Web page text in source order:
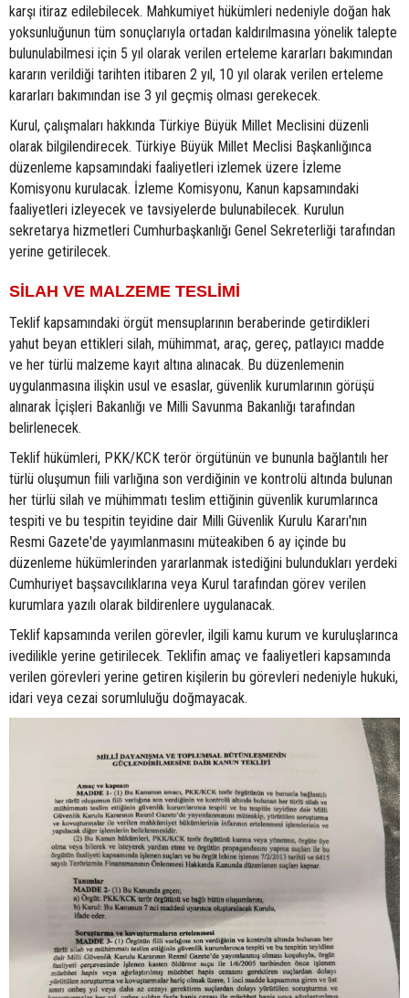
karşı itiraz edilebilecek. Mahkumiyet hükümleri nedeniyle doğan hak
yoksunluğunun tüm sonuçlarıyla ortadan kaldırılmasına yönelik talepte
bulunulabilmesi için 5 yıl olarak verilen erteleme kararları bakımından
kararın verildiği tarihten itibaren 2 yıl, 10 yıl olarak verilen erteleme
kararları bakımından ise 3 yıl geçmiş olması gerekecek.
Kurul, çalışmaları hakkında Türkiye Büyük Millet Meclisini düzenli
olarak bilgilendirecek. Türkiye Büyük Millet Meclisi Başkanlığınca
düzenleme kapsamındaki faaliyetleri izlemek üzere İzleme
Komisyonu kurulacak. İzleme Komisyonu, Kanun kapsamındaki
faaliyetleri izleyecek ve tavsiyelerde bulunabilecek. Kurulun
sekretarya hizmetleri Cumhurbaşkanlığı Genel Sekreterliği tarafından
yerine getirilecek.
SİLAH VE MALZEME TESLİMİ
Teklif kapsamındaki örgüt mensuplarının beraberinde getirdikleri
yahut beyan ettikleri silah, mühimmat, araç, gereç, patlayıcı madde
ve her türlü malzeme kayıt altına alınacak. Bu düzenlemenin
uygulanmasına ilişkin usul ve esaslar, güvenlik kurumlarının görüşü
alınarak İçişleri Bakanlığı ve Milli Savunma Bakanlığı tarafından
belirlenecek.
Teklif hükümleri, PKK/KCK terör örgütünün ve bununla bağlantılı her
türlü oluşumun fiili varlığına son verdiğinin ve kontrolü altında bulunan
her türlü silah ve mühimmatı teslim ettiğinin güvenlik kurumlarınca
tespiti ve bu tespitin teyidine dair Milli Güvenlik Kurulu Kararı'nın
Resmi Gazete'de yayımlanmasını müteakiben 6 ay içinde bu
düzenleme hükümlerinden yararlanmak istediğini bulundukları yerdeki
Cumhuriyet başsavcılıklarına veya Kurul tarafından görev verilen
kurumlara yazılı olarak bildirenlere uygulanacak.
Teklif kapsamında verilen görevler, ilgili kamu kurum ve kuruluşlarınca
ivedilikle yerine getirilecek. Teklifin amaç ve faaliyetleri kapsamında
verilen görevleri yerine getiren kişilerin bu görevleri nedeniyle hukuki,
idari veya cezai sorumluluğu doğmayacak.